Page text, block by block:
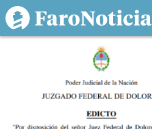
Tag: Carta